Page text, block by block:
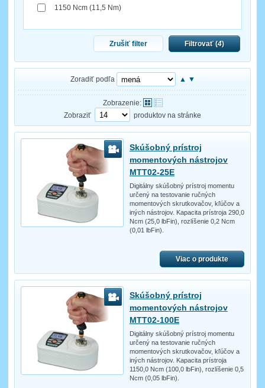
1150 Ncm (11,5 Nm)
Zrušiť filter Filtrovať (4)
Zoradiť podľa ▲ ▼
Zobrazenie:
Zobraziť
produktov na stránke
Skúšobný prístroj
momentových nástrojov
MTT02-25E
Digitálny skúšobný prístroj momentu
určený na testovanie ručných
momentových skrutkovačov, kľúčov a
iných nástrojov. Kapacita prístroja 290,0
Ncm (25,0 lbFin), rozlíšenie 0,2 Ncm
(0,01 lbFin).
Viac o produkte
Skúšobný prístroj
momentových nástrojov
MTT02-100E
Digitálny skúšobný prístroj momentu
určený na testovanie ručných
momentových skrutkovačov, kľúčov a
iných nástrojov. Kapacita prístroja
1150,0 Ncm (100,0 lbFin), rozlíšenie 0,5
Ncm (0,05 lbFin).